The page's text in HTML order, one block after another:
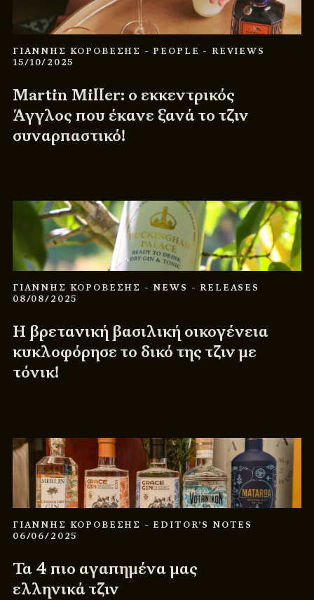
ΓΙΑΝΝΗΣ ΚΟΡΟΒΕΣΗΣ - PEOPLE - REVIEWS
15/10/2025
Martin Miller: ο εκκεντρικός
Άγγλος που έκανε ξανά το τζιν
συναρπαστικό!
ΓΙΑΝΝΗΣ ΚΟΡΟΒΕΣΗΣ - NEWS - RELEASES
08/08/2025
Η βρετανική βασιλική οικογένεια
κυκλοφόρησε το δικό της τζιν με
τόνικ!
ΓΙΑΝΝΗΣ ΚΟΡΟΒΕΣΗΣ - EDITOR’S NOTES
06/06/2025
Τα 4 πιο αγαπημένα μας
ελληνικά τζιν